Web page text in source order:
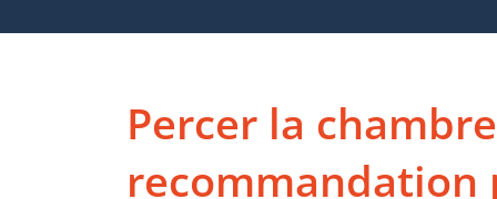
Percer la